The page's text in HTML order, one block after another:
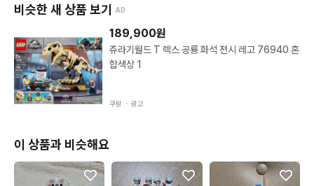
비슷한 새 상품 보기 AD
189,900원
쥬라기월드 T 렉스 공룡 화석 전시 레고 76940 혼
합색상 1
쿠팡 ・ 광고
이 상품과 비슷해요